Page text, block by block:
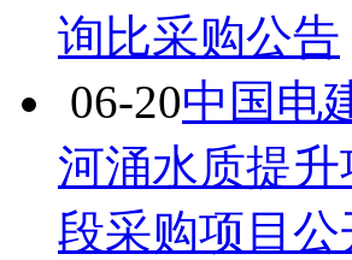
询比采购公告
06-20中国电
河涌水质提
段采购项目